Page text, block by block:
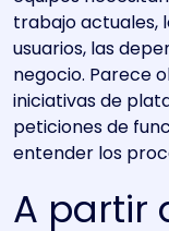
trabajo actuales,
usuarios, las
negocio. Parece
iniciativas de
peticiones de
entender los
A partir